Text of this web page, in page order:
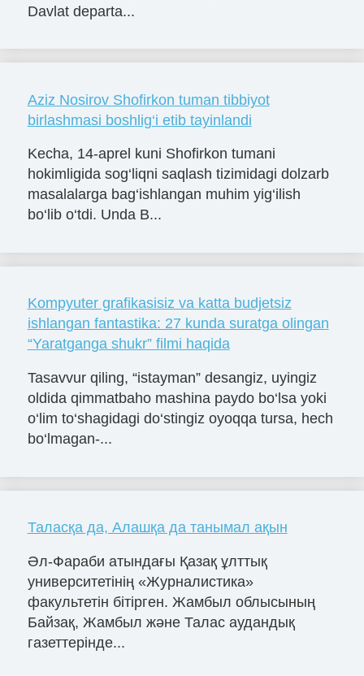
Davlat departa...
Aziz Nosirov Shofirkon tuman tibbiyot
birlashmasi boshlig‘i etib tayinlandi
Kecha, 14-aprel kuni Shofirkon tumani
hokimligida sog‘liqni saqlash tizimidagi dolzarb
masalalarga bag‘ishlangan muhim yig‘ilish
bo‘lib o‘tdi. Unda B...
Kompyuter grafikasisiz va katta budjetsiz
ishlangan fantastika: 27 kunda suratga olingan
“Yaratganga shukr” filmi haqida
Tasavvur qiling, “istayman” desangiz, uyingiz
oldida qimmatbaho mashina paydo bo‘lsa yoki
o‘lim to‘shagidagi do‘stingiz oyoqqa tursa, hech
bo‘lmagan-...
Таласқа да, Алашқа да танымал ақын
Әл-Фараби атындағы Қазақ ұлттық
университетінің «Журналистика»
факультетін бітірген. Жамбыл облысының
Байзақ, Жамбыл және Талас аудандық
газеттерінде...